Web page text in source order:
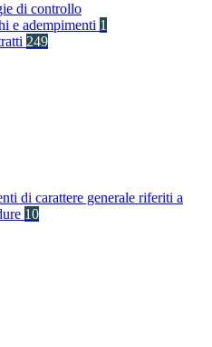
di controllo
e adempimenti 1
249
di carattere generale riferiti a
10